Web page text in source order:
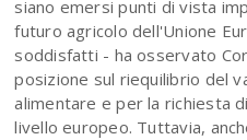
siano emersi punti di vista
futuro agricolo dell'Unione
soddisfatti - ha osservato
posizione sul riequilibrio del
alimentare e per la richiesta
livello europeo. Tuttavia,